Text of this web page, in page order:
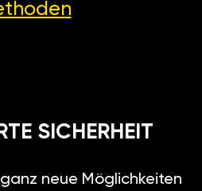
SICHERHEIT
neue Möglichkeiten